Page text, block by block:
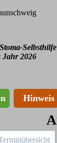
Jahr 2026
Hinweis